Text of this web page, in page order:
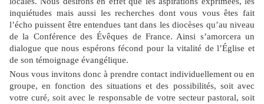
inquiétudes mais aussi les recherches dont vous vous êtes fait
l’écho puissent être entendues tant dans les diocèses qu’au niveau
de la Conférence des Évêques de France. Ainsi s’amorcera un
dialogue que nous espérons fécond pour la vitalité de l’Église et
de son témoignage évangélique.
Nous vous invitons donc à prendre contact individuellement ou en
groupe, en fonction des situations et des possibilités, soit avec
votre curé, soit avec le responsable de votre secteur pastoral, soit